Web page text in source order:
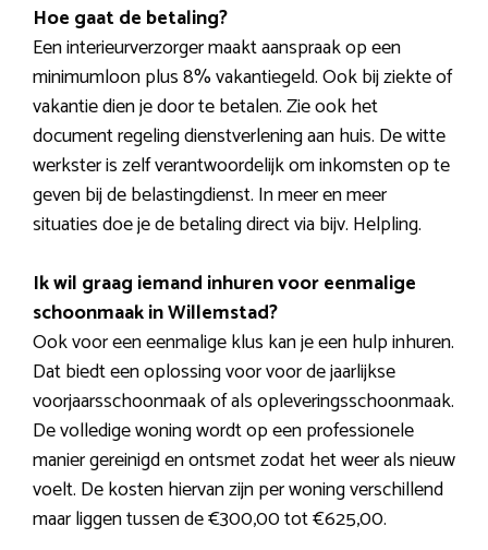
Hoe gaat de betaling?
Een interieurverzorger maakt aanspraak op een
minimumloon plus 8% vakantiegeld. Ook bij ziekte of
vakantie dien je door te betalen. Zie ook het
document regeling dienstverlening aan huis. De witte
werkster is zelf verantwoordelijk om inkomsten op te
geven bij de belastingdienst. In meer en meer
situaties doe je de betaling direct via bijv. Helpling.
Ik wil graag iemand inhuren voor eenmalige
schoonmaak in Willemstad?
Ook voor een eenmalige klus kan je een hulp inhuren.
Dat biedt een oplossing voor voor de jaarlijkse
voorjaarsschoonmaak of als opleveringsschoonmaak.
De volledige woning wordt op een professionele
manier gereinigd en ontsmet zodat het weer als nieuw
voelt. De kosten hiervan zijn per woning verschillend
maar liggen tussen de €300,00 tot €625,00.